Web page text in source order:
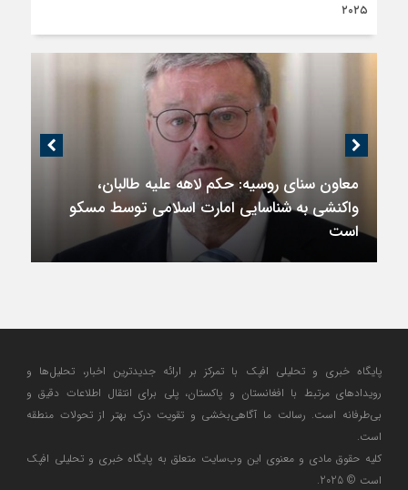
۲۰۲۵
معاون سنای روسیه: حکم لاهه علیه طالبان،
واکنشی به شناسایی امارت اسلامی توسط مسکو
است
پایگاه خبری و تحلیلی افپک با تمرکز بر ارائه جدیدترین اخبار، تحلیل‌ها و
رویدادهای مرتبط با افغانستان و پاکستان، پلی برای انتقال اطلاعات دقیق و
بی‌طرفانه است. رسالت ما آگاهی‌بخشی و تقویت درک بهتر از تحولات منطقه
است.
کلیه حقوق مادی و معنوی این وب‌سایت متعلق به پایگاه خبری و تحلیلی افپک
است © 2025.